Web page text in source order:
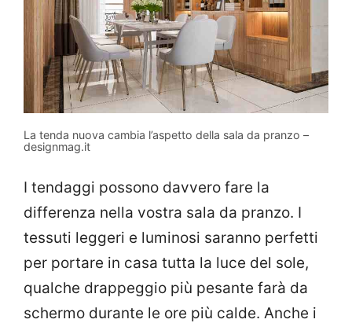
La tenda nuova cambia l’aspetto della sala da pranzo –
designmag.it
I tendaggi possono davvero fare la
differenza nella vostra sala da pranzo. I
tessuti leggeri e luminosi saranno perfetti
per portare in casa tutta la luce del sole,
qualche drappeggio più pesante farà da
schermo durante le ore più calde. Anche i